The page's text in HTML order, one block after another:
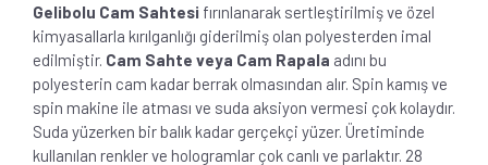
Gelibolu Cam Sahtesi fırınlanarak sertleştirilmiş ve özel
kimyasallarla kırılganlığı giderilmiş olan polyesterden imal
edilmiştir. Cam Sahte veya Cam Rapala adını bu
polyesterin cam kadar berrak olmasından alır. Spin kamış ve
spin makine ile atması ve suda aksiyon vermesi çok kolaydır.
Suda yüzerken bir balık kadar gerçekçi yüzer. Üretiminde
kullanılan renkler ve hologramlar çok canlı ve parlaktır. 28